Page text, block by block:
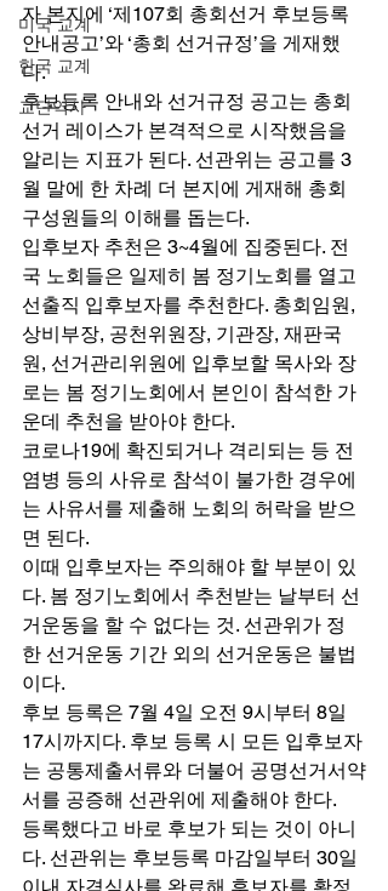
미국 교계
한국 교계
교단역사
자 본지에 ‘제107회 총회선거 후보등록
안내공고’와 ‘총회 선거규정’을 게재했
다.
후보등록 안내와 선거규정 공고는 총회
선거 레이스가 본격적으로 시작했음을
알리는 지표가 된다. 선관위는 공고를 3
월 말에 한 차례 더 본지에 게재해 총회
구성원들의 이해를 돕는다.
입후보자 추천은 3~4월에 집중된다. 전
국 노회들은 일제히 봄 정기노회를 열고
선출직 입후보자를 추천한다. 총회임원,
상비부장, 공천위원장, 기관장, 재판국
원, 선거관리위원에 입후보할 목사와 장
로는 봄 정기노회에서 본인이 참석한 가
운데 추천을 받아야 한다.
코로나19에 확진되거나 격리되는 등 전
염병 등의 사유로 참석이 불가한 경우에
는 사유서를 제출해 노회의 허락을 받으
면 된다.
이때 입후보자는 주의해야 할 부분이 있
다. 봄 정기노회에서 추천받는 날부터 선
거운동을 할 수 없다는 것. 선관위가 정
한 선거운동 기간 외의 선거운동은 불법
이다.
후보 등록은 7월 4일 오전 9시부터 8일
17시까지다. 후보 등록 시 모든 입후보자
는 공통제출서류와 더불어 공명선거서약
서를 공증해 선관위에 제출해야 한다.
등록했다고 바로 후보가 되는 것이 아니
다. 선관위는 후보등록 마감일부터 30일
이내 자격심사를 완료해 후보자를 확정